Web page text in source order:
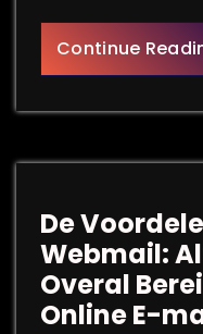
Continue
De
Webmail:
Overal
Online E-